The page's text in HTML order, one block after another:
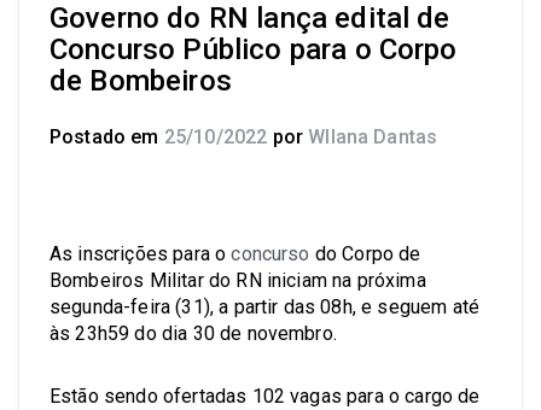
Governo do RN lança edital de
Concurso Público para o Corpo
de Bombeiros
Postado em 25/10/2022 por Wllana Dantas
As inscrições para oconcurso do Corpo de
Bombeiros Militar do RN iniciam na próxima
segunda-feira (31), a partir das 08h, e seguem até
às 23h59 do dia 30 de novembro.
Estão sendo ofertadas 102 vagas para o cargo de